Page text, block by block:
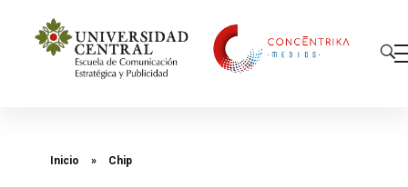
Inicio » Chip